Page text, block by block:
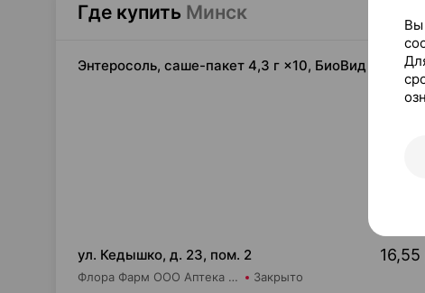
Где купить Минск
Энтеросоль, саше-пакет 4,3 г ×10, БиоВид Россия
ул. Кедышко, д. 23, пом. 2
Флора Фарм ООО Аптека №21 Закрыто
16,55
Вы